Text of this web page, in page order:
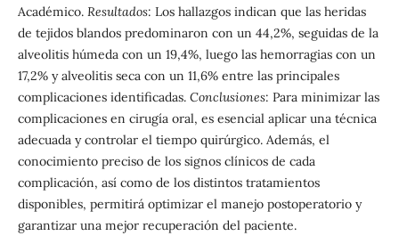
Académico. Resultados: Los hallazgos indican que las heridas
de tejidos blandos predominaron con un 44,2%, seguidas de la
alveolitis húmeda con un 19,4%, luego las hemorragias con un
17,2% y alveolitis seca con un 11,6% entre las principales
complicaciones identificadas. Conclusiones: Para minimizar las
complicaciones en cirugía oral, es esencial aplicar una técnica
adecuada y controlar el tiempo quirúrgico. Además, el
conocimiento preciso de los signos clínicos de cada
complicación, así como de los distintos tratamientos
disponibles, permitirá optimizar el manejo postoperatorio y
garantizar una mejor recuperación del paciente.